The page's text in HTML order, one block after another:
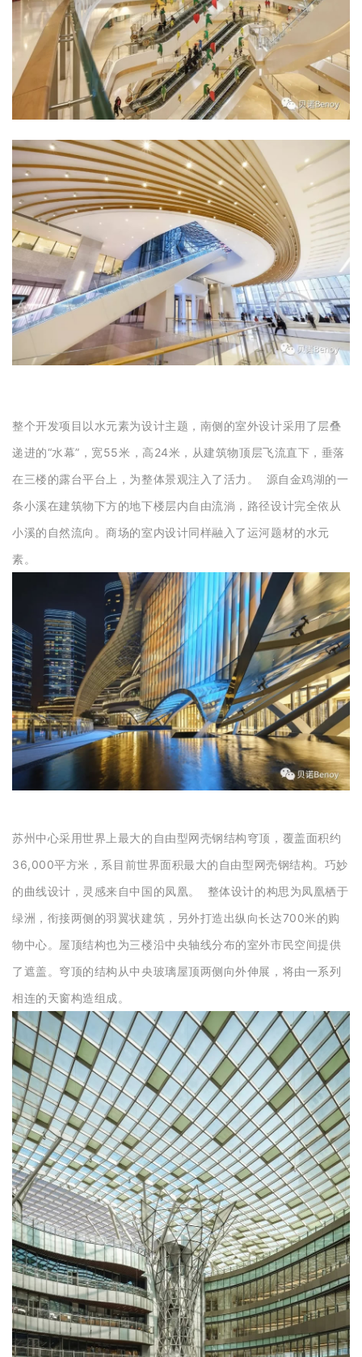
整个开发项目以水元素为设计主题，南侧的室外设计采用了层叠
递进的“水幕”，宽55米，高24米，从建筑物顶层飞流直下，垂落
在三楼的露台平台上，为整体景观注入了活力。 源自金鸡湖的一
条小溪在建筑物下方的地下楼层内自由流淌，路径设计完全依从
小溪的自然流向。商场的室内设计同样融入了运河题材的水元
素。
苏州中心采用世界上最大的自由型网壳钢结构穹顶， 覆盖面积约
36,000平方米，系目前世界面积最大的自由型网壳钢结构。巧妙
的曲线设计，灵感来自中国的凤凰。 整体设计的构思为凤凰栖于
绿洲，衔接两侧的羽翼状建筑，另外打造出纵向长达700米的购
物中心。屋顶结构也为三楼沿中央轴线分布的室外市民空间提供
了遮盖。穹顶的结构从中央玻璃屋顶两侧向外伸展，将由一系列
相连的天窗构造组成。